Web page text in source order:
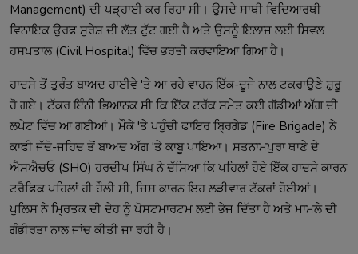
Management) ਦੀ ਪੜ੍ਹਾਈ ਕਰ ਰਿਹਾ ਸੀ। ਉਸਦੇ ਸਾਥੀ ਵਿਦਿਆਰਥੀ
ਵਿਨਾਇਕ ਉਰਫ ਸੁਰੇਸ਼ ਦੀ ਲੱਤ ਟੁੱਟ ਗਈ ਹੈ ਅਤੇ ਉਸਨੂੰ ਇਲਾਜ ਲਈ ਸਿਵਲ
ਹਸਪਤਾਲ (Civil Hospital) ਵਿੱਚ ਭਰਤੀ ਕਰਵਾਇਆ ਗਿਆ ਹੈ।
ਹਾਦਸੇ ਤੋਂ ਤੁਰੰਤ ਬਾਅਦ ਹਾਈਵੇ 'ਤੇ ਆ ਰਹੇ ਵਾਹਨ ਇੱਕ-ਦੂਜੇ ਨਾਲ ਟਕਰਾਉਣੇ ਸ਼ੁਰੂ
ਹੋ ਗਏ। ਟੱਕਰ ਇੰਨੀ ਭਿਆਨਕ ਸੀ ਕਿ ਇੱਕ ਟਰੱਕ ਸਮੇਤ ਕਈ ਗੱਡੀਆਂ ਅੱਗ ਦੀ
ਲਪੇਟ ਵਿੱਚ ਆ ਗਈਆਂ। ਮੌਕੇ 'ਤੇ ਪਹੁੰਚੀ ਫਾਇਰ ਬ੍ਰਿਗੇਡ (Fire Brigade) ਨੇ
ਕਾਫੀ ਜੱਦੋ-ਜਹਿਦ ਤੋਂ ਬਾਅਦ ਅੱਗ 'ਤੇ ਕਾਬੂ ਪਾਇਆ। ਸਤਨਾਮਪੁਰਾ ਥਾਣੇ ਦੇ
ਐਸਐਚਓ (SHO) ਹਰਦੀਪ ਸਿੰਘ ਨੇ ਦੱਸਿਆ ਕਿ ਪਹਿਲਾਂ ਹੋਏ ਇੱਕ ਹਾਦਸੇ ਕਾਰਨ
ਟਰੈਫਿਕ ਪਹਿਲਾਂ ਹੀ ਹੌਲੀ ਸੀ, ਜਿਸ ਕਾਰਨ ਇਹ ਲੜੀਵਾਰ ਟੱਕਰਾਂ ਹੋਈਆਂ।
ਪੁਲਿਸ ਨੇ ਮ੍ਰਿਤਕ ਦੀ ਦੇਹ ਨੂੰ ਪੋਸਟਮਾਰਟਮ ਲਈ ਭੇਜ ਦਿੱਤਾ ਹੈ ਅਤੇ ਮਾਮਲੇ ਦੀ
ਗੰਭੀਰਤਾ ਨਾਲ ਜਾਂਚ ਕੀਤੀ ਜਾ ਰਹੀ ਹੈ।